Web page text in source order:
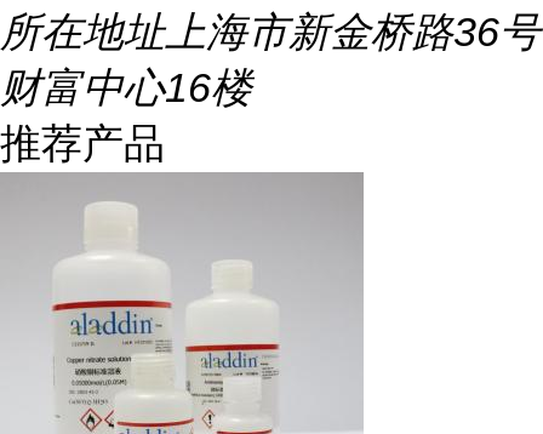
所在地址上海市新金桥路36号
财富中心16楼
推荐产品